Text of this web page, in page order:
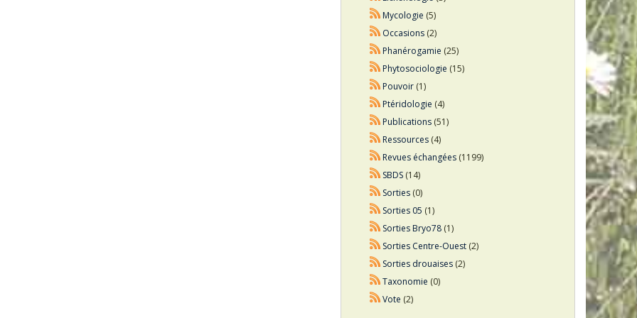
Mycologie (5)
Occasions (2)
Phanérogamie (25)
Phytosociologie (15)
Pouvoir (1)
Ptéridologie (4)
Publications (51)
Ressources (4)
Revues échangées (1199)
SBDS (14)
Sorties (0)
Sorties 05 (1)
Sorties Bryo78 (1)
Sorties Centre-Ouest (2)
Sorties drouaises (2)
Taxonomie (0)
Vote (2)